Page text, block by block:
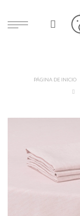
PÁGINA DE INICIO